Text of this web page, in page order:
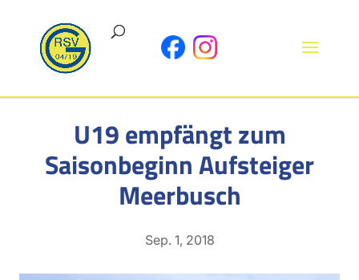
U19 empfängt zum
Saisonbeginn Aufsteiger
Meerbusch
Sep. 1, 2018